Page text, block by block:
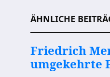
ÄHNLICHE
Friedrich
umgekehrte